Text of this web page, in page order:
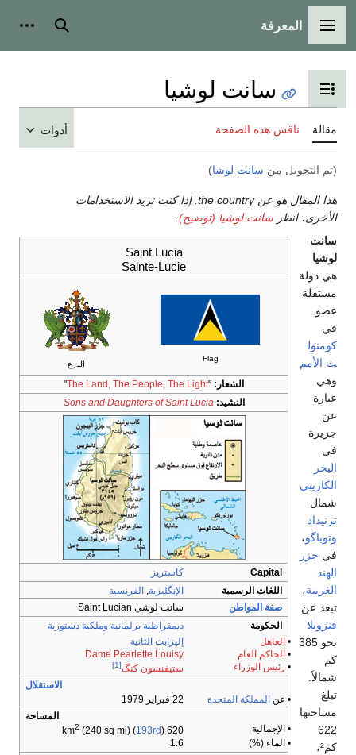
القائمة الرئيسية
المعرفة بحث
تبديل عرض جدول المحتويات
سانت لوشيا
مقالة ناقش هذه الصفحة أدوات
(تم التحويل من سانت لوشا)
هذا المقال هو عن the country. إذا كنت تريد الاستخدامات
الأخرى، انظر سانت لوشيا (توضيح)
Saint Lucia
Sainte-Lucie
Flag
الدرع
الشعار: "
The Land, The People, The Light
"
النشيد: Sons and Daughters of Saint Lucia
Capital
كاستريز
اللغات الرسمية
الإنگليزية, الفرنسية
صفة المواطن
سانت لوشي Saint Lucian
الحكومة
ديمقراطية برلمانية وملكية دستورية
• العاهل
إليزابث الثانية
• الحاكم العام
Dame Pearlette Louisy
• رئيس الوزراء ستيفنسون كنگ[1]
الاستقلال
• عن المملكة المتحدة
22 فبراير 1979
المساحة
• الإجمالية
620 km
2 (240 sq mi) (193rd)
• الماء (%)
1.6
سانت
لوشيا
هي دولة
مستقلة
عضو
في
كومنول
ث الأمم
وهي
عبارة
عن
جزيرة
في
البحر
الكاريبي
شمال
ترنيداد
وتوباگو،
في جزر
الهند
الغربية،
تبعد عن
فنزويلا
نحو 385
كم
شمالاً.
تبلغ
مساحتها
622
كم²،